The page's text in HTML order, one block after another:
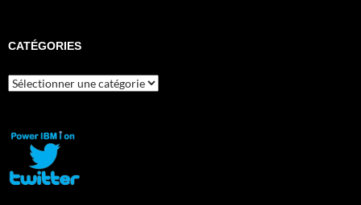
CATÉGORIES
Catégories